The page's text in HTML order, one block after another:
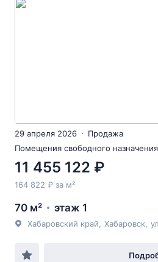
29 апреля 2026
Продажа
Помещения свободного назначения
11 455 122 ₽
164 822 ₽ за м²
70 м² этаж 1
Хабаровский край Хабаровск